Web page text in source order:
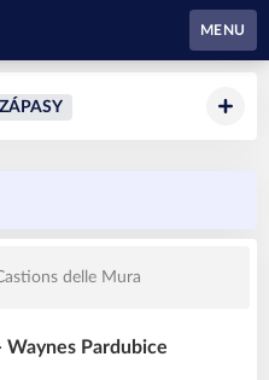
MENU
ZÁPASY
delle Mura
Pardubice